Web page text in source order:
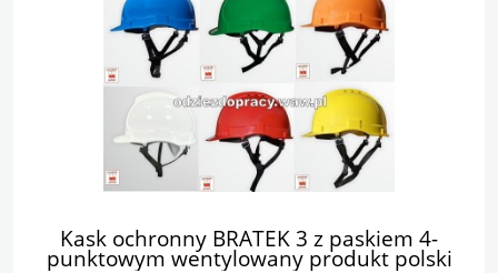
Kask ochronny BRATEK 3 z paskiem 4-
punktowym wentylowany produkt polski